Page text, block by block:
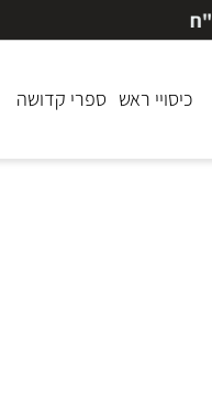
כיסויי ראש ספרי קדושה